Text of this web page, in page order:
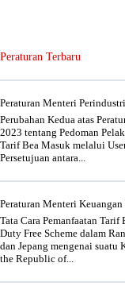
Peraturan Terbaru
Peraturan Menteri
Perubahan Kedua atas
2023 tentang Pedoman
Tarif Bea Masuk melalui
Persetujuan antara...
Peraturan Menteri
Tata Cara Pemanfaatan
Duty Free Scheme dalam
dan Jepang mengenai suatu
the Republic of...